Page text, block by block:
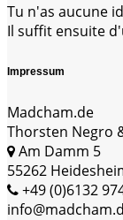
Tu n'as aucune
Il suffit ensuite
Impressum
Madcham.de
Thorsten Negro
Am Damm 5
55262
+49 (0)6132